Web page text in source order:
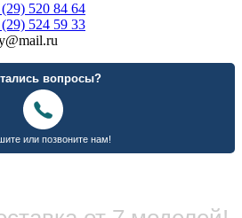
520 84 64
524 59 33